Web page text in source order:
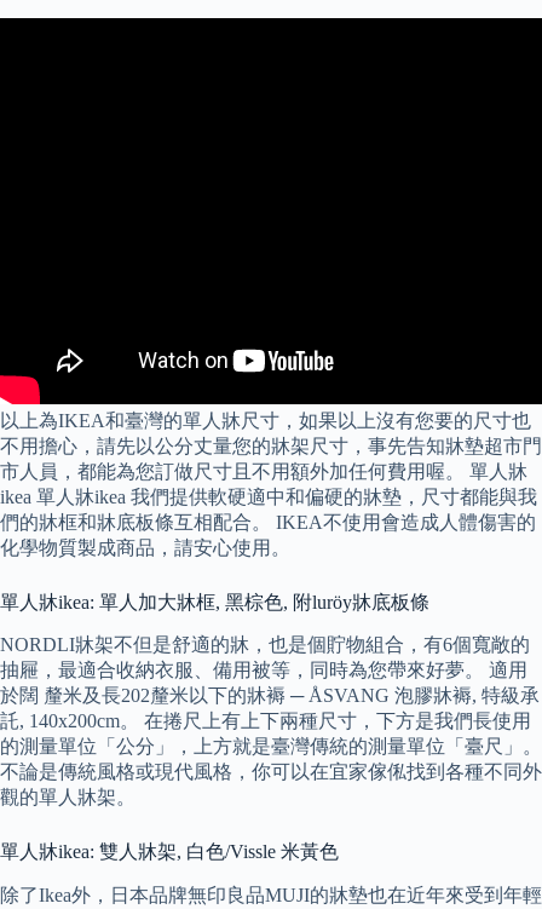
以上為IKEA和臺灣的單人牀尺寸，如果以上沒有您要的尺寸也
不用擔心，請先以公分丈量您的牀架尺寸，事先告知牀墊超市門
市人員，都能為您訂做尺寸且不用額外加任何費用喔。 單人牀
ikea 單人牀ikea 我們提供軟硬適中和偏硬的牀墊，尺寸都能與我
們的牀框和牀底板條互相配合。 IKEA不使用會造成人體傷害的
化學物質製成商品，請安心使用。
單人牀ikea: 單人加大牀框, 黑棕色, 附luröy牀底板條
NORDLI牀架不但是舒適的牀，也是個貯物組合，有6個寬敞的
抽屜，最適合收納衣服、備用被等，同時為您帶來好夢。 適用
於闊 釐米及長202釐米以下的牀褥 ─ ÅSVANG 泡膠牀褥, 特級承
託, 140x200cm。 在捲尺上有上下兩種尺寸，下方是我們長使用
的測量單位「公分」，上方就是臺灣傳統的測量單位「臺尺」。
不論是傳統風格或現代風格，你可以在宜家傢俬找到各種不同外
觀的單人牀架。
單人牀ikea: 雙人牀架, 白色/Vissle 米黃色
除了Ikea外，日本品牌無印良品MUJI的牀墊也在近年來受到年輕